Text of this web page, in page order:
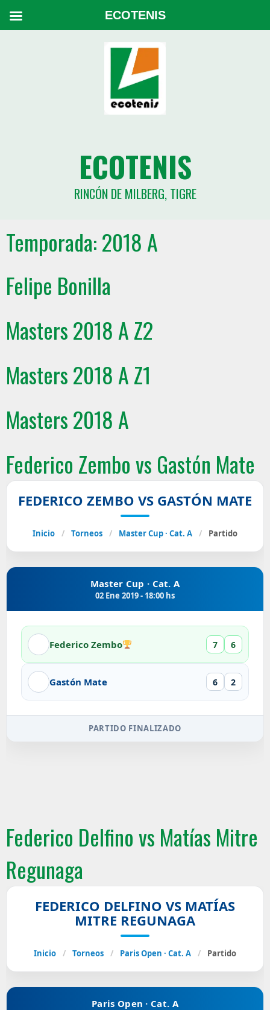
ECOTENIS
RINCÓN DE MILBERG, TIGRE
Temporada:2018 A
Felipe Bonilla
Masters 2018 A Z2
Masters 2018 A Z1
Masters 2018 A
Federico Zembo vs Gastón Mate
FEDERICO ZEMBO VS GASTÓN MATE
Inicio / Torneos / Master Cup · Cat. A / Partido
Master Cup · Cat. A
02 Ene 2019 - 18:00 hs
Federico Zembo 7 6
Gastón Mate 6 2
PARTIDO FINALIZADO
Federico Delfino vs Matías Mitre
Regunaga
FEDERICO DELFINO VS MATÍAS
MITRE REGUNAGA
Inicio / Torneos / Paris Open · Cat. A / Partido
Paris Open · Cat. A
ECOTENIS